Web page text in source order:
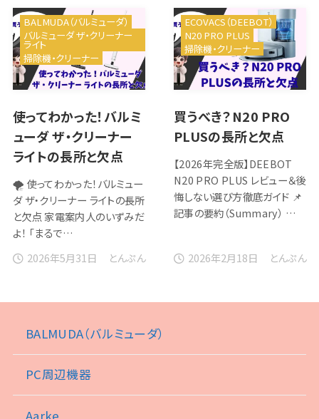
使ってわかった！バルミ
ューダ ザ・クリーナー
ライトの長所と欠点
🌪️ 使ってわかった！バルミュー
ダ ザ・クリーナー ライトの長所
と欠点 家電案内人のいずみだ
よ！ 「まるで…
2026年5月31日
BALMUDA（バルミューダ）
バルミューダ ザ・クリーナー
ライト
掃除機・クリーナー
とんぷん
買うべき？N20 PRO
PLUSの長所と欠点
【2026年完全版】DEEBOT
N20 PRO PLUS レビュー＆後
悔しない選び方徹底ガイド 📌
記事の要約（Summary） …
2026年2月18日
ECOVACS（DEEBOT）
N20 PRO PLUS
掃除機・クリーナー
とんぷん
BALMUDA（バルミューダ）
PC周辺機器
Aarke